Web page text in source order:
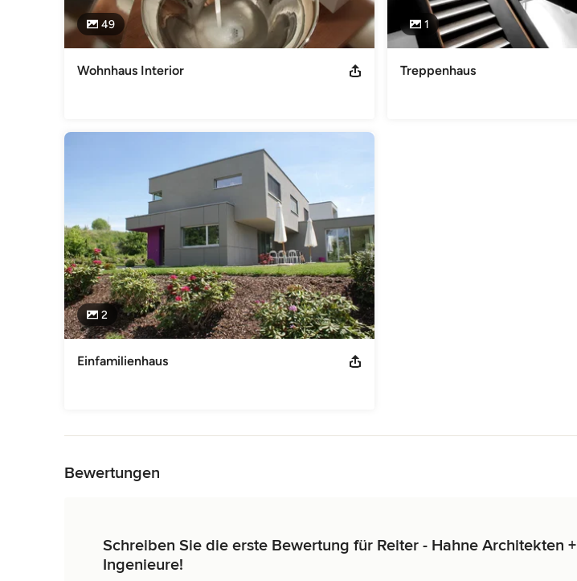
49
Wohnhaus Interior
1
Treppenhaus
2
Einfamilienhaus
Bewertungen
Schreiben Sie die erste Bewertung für Reiter - Hahne Architekten +
Ingenieure!